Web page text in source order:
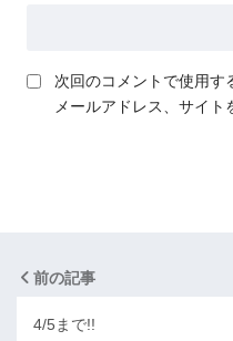
次回のコメントで使用す
メールアドレス、サイト
前の記事
4/5まで!!